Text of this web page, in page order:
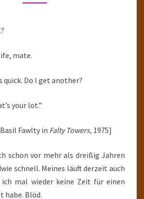
HERRN
mate.
quick. Do I get another?
your lot.”
Fawlty in Falty Towers, 1975]
schon vor mehr als dreißig Jahren
schnell. Meines läuft derzeit auch
ich mal wieder keine Zeit für einen
habe. Blöd.